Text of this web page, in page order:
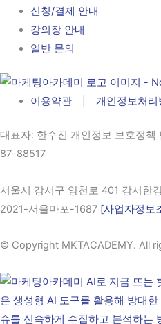
신청/결제 안내
강의장 안내
일반 문의
이용약관 | 개인정보처리
대표자: 한수진 개인정보 보호정책
87-88517
서울시 강서구 양천로 401 강서한
2021-서울마포-1687 [사업자정보
© Copyright MKTACADEMY. All